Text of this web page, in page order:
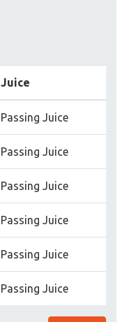
Juice
Passing Juice
Passing Juice
Passing Juice
Passing Juice
Passing Juice
Passing Juice